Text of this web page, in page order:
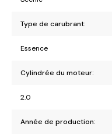
Type de carubrant:
Essence
Cylindrée du moteur:
2.0
Année de production: